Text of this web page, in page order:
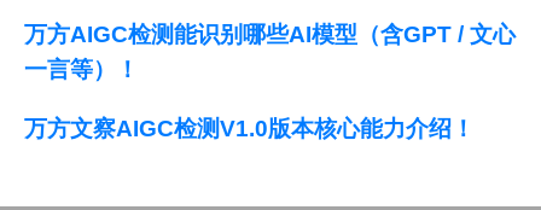
万方AIGC检测能识别哪些AI模型（含GPT / 文心
一言等）！
万方文察AIGC检测V1.0版本核心能力介绍！